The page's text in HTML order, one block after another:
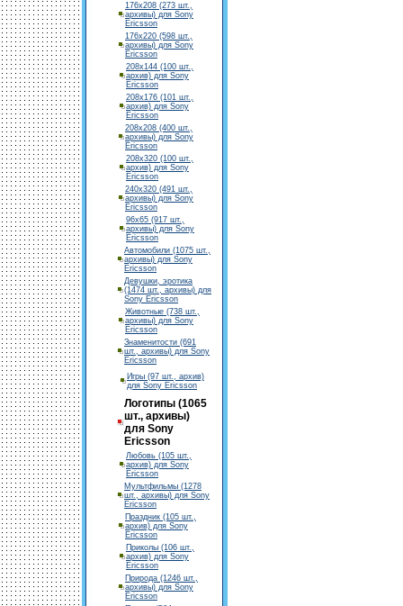
176х208 (273 шт.,
архивы) для Sony
Ericsson
176х220 (598 шт.,
архивы) для Sony
Ericsson
208х144 (100 шт.,
архив) для Sony
Ericsson
208х176 (101 шт.,
архив) для Sony
Ericsson
208х208 (400 шт.,
архивы) для Sony
Ericsson
208х320 (100 шт.,
архив) для Sony
Ericsson
240х320 (491 шт.,
архивы) для Sony
Ericsson
96х65 (917 шт.,
архивы) для Sony
Ericsson
Автомобили (1075 шт.,
архивы) для Sony
Ericsson
Девушки, эротика
(1474 шт., архивы) для
Sony Ericsson
Животные (738 шт.,
архивы) для Sony
Ericsson
Знаменитости (691
шт., архивы) для Sony
Ericsson
Игры (97 шт., архив)
для Sony Ericsson
Логотипы (1065
шт., архивы)
для Sony
Ericsson
Любовь (105 шт.,
архив) для Sony
Ericsson
Мультфильмы (1278
шт., архивы) для Sony
Ericsson
Праздник (105 шт.,
архив) для Sony
Ericsson
Приколы (106 шт.,
архив) для Sony
Ericsson
Природа (1246 шт.,
архивы) для Sony
Ericsson